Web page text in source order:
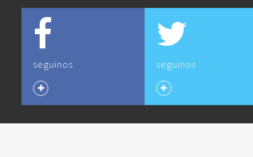
seguinos seguinos